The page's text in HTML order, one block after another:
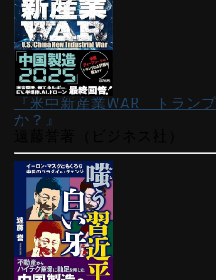
『米中新産業WAR トラン
か？』